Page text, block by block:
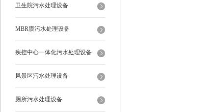
卫生院污水处理设备
MBR膜污水处理设备
疾控中心一体化污水处理设备
风景区污水处理设备
厕所污水处理设备